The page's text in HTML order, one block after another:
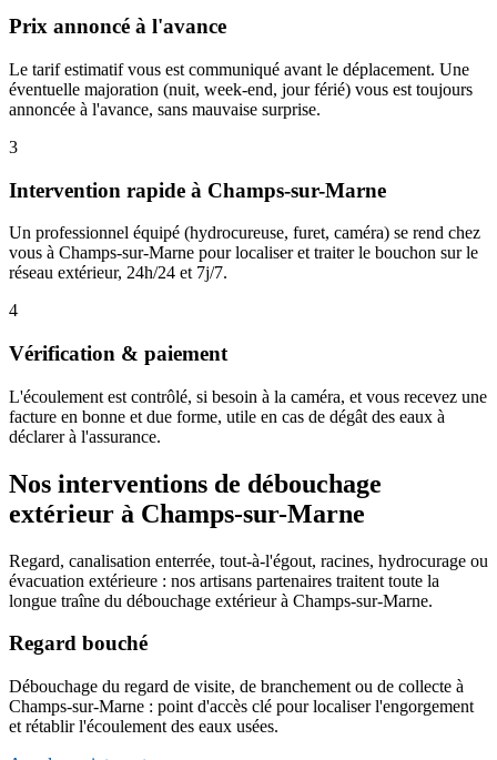
Prix annoncé à l'avance
Le tarif estimatif vous est communiqué avant le déplacement. Une
éventuelle majoration (nuit, week-end, jour férié) vous est toujours
annoncée à l'avance, sans mauvaise surprise.
3
Intervention rapide à Champs-sur-Marne
Un professionnel équipé (hydrocureuse, furet, caméra) se rend chez
vous à Champs-sur-Marne pour localiser et traiter le bouchon sur le
réseau extérieur, 24h/24 et 7j/7.
4
Vérification & paiement
L'écoulement est contrôlé, si besoin à la caméra, et vous recevez une
facture en bonne et due forme, utile en cas de dégât des eaux à
déclarer à l'assurance.
Nos interventions de débouchage
extérieur à Champs-sur-Marne
Regard, canalisation enterrée, tout-à-l'égout, racines, hydrocurage ou
évacuation extérieure : nos artisans partenaires traitent toute la
longue traîne du débouchage extérieur à Champs-sur-Marne.
Regard bouché
Débouchage du regard de visite, de branchement ou de collecte à
Champs-sur-Marne : point d'accès clé pour localiser l'engorgement
et rétablir l'écoulement des eaux usées.